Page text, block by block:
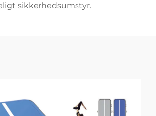
sikkerhedsumstyr.